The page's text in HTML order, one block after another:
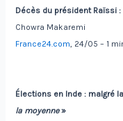
Décès du président Raïssi :
Chowra Makaremi
France24.com, 24/05 – 1
Élections en Inde : malgré
la moyenne»